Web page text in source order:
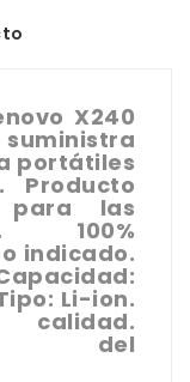
X240
portátiles
Producto
para las
100%
indicado.
Li-ion.
del